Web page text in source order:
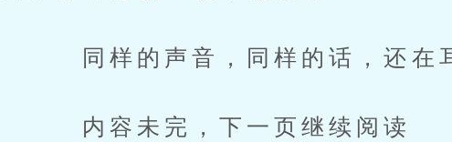
同样的声音，同样的话，还在耳
内容未完，下一页继续阅读